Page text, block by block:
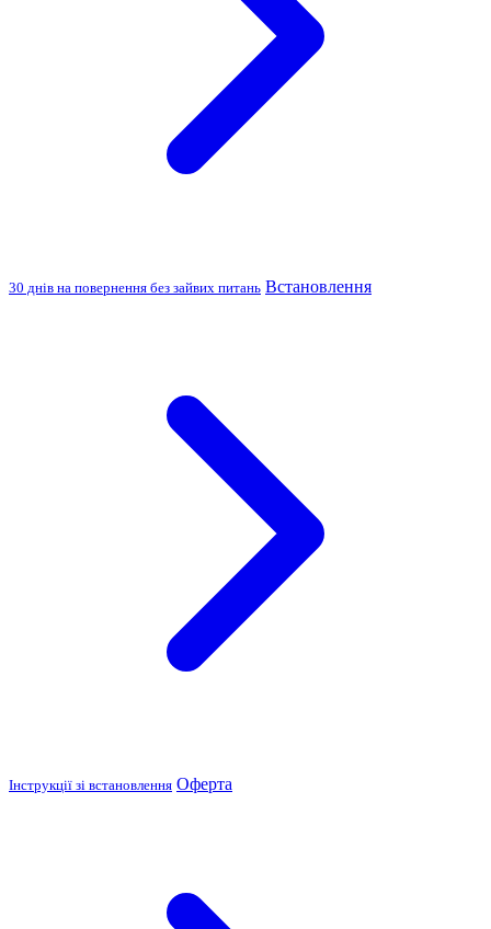
30 днів на повернення без зайвих питань Встановлення
Інструкції зі встановлення Оферта